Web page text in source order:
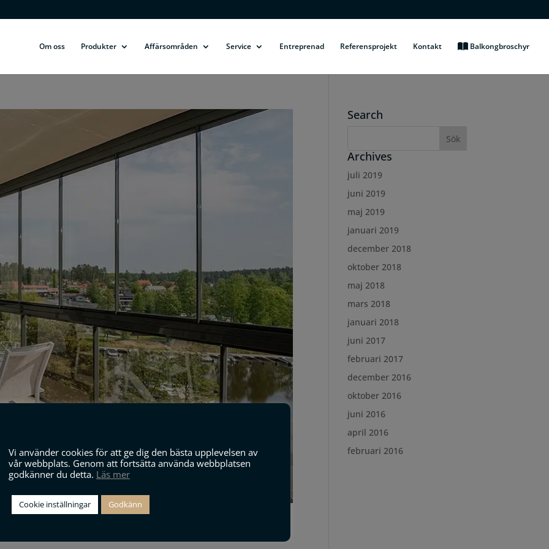
Om oss Produkter Affärsområden Service Entreprenad Referensprojekt Kontakt Balkongbroschyr
Search
Archives
juli 2019
juni 2019
maj 2019
januari 2019
december 2018
oktober 2018
maj 2018
mars 2018
januari 2018
juni 2017
februari 2017
december 2016
oktober 2016
juni 2016
april 2016
februari 2016
Vi använder cookies för att ge dig den bästa upplevelsen av
vår webbplats. Genom att fortsätta använda webbplatsen
godkänner du detta. Läs mer
Cookie inställningar Godkänn